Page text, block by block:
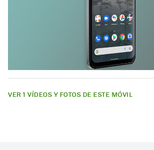
VER 1 VÍDEOS Y FOTOS DE ESTE MÓVIL